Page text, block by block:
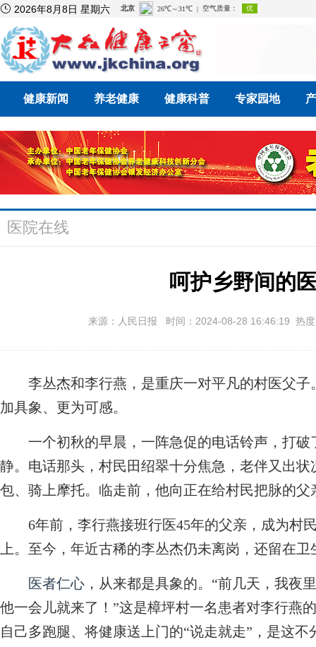
 2026年8月8日 星期六
健康新闻 养老健康 健康科普 专家园地
医院在线
呵护乡野间的
来源：人民日报 时间：2024-08-28 16:46:19 热
李丛杰和李行燕，是重庆一对平凡的村医父子
加具象、更为可感。
一个初秋的早晨，一阵急促的电话铃声，打破
静。电话那头，村民田绍翠十分焦急，老伴又出
包、骑上摩托。临走前，他向正在给村民把脉的
6年前，李行燕接班行医45年的父亲，成为村
上。至今，年近古稀的李丛杰仍未离岗，还留在
医者仁心 ，从来都是具象的。“前几天，我夜
他一会儿就来了！”这是樟坪村一名患者对李行燕
自己多跑腿、将健康送上门的“说走就走”，是这